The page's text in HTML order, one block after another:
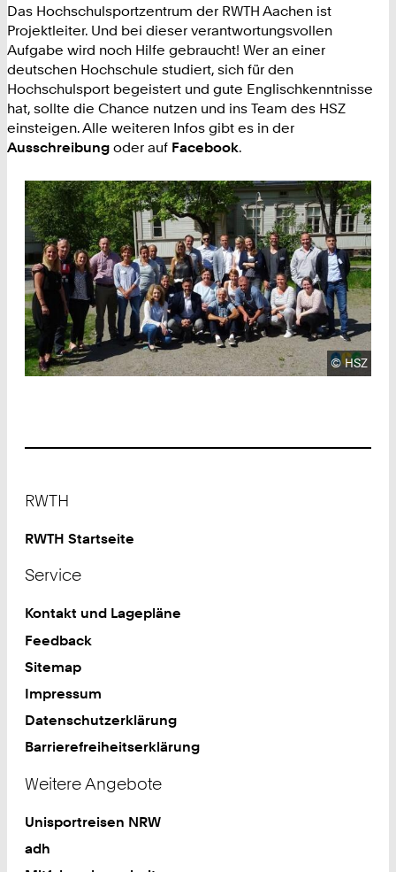
Das Hochschulsportzentrum der RWTH Aachen ist
Projektleiter. Und bei dieser verantwortungsvollen
Aufgabe wird noch Hilfe gebraucht! Wer an einer
deutschen Hochschule studiert, sich für den
Hochschulsport begeistert und gute Englischkenntnisse
hat, sollte die Chance nutzen und ins Team des HSZ
einsteigen. Alle weiteren Infos gibt es in der
Ausschreibung oder auf Facebook.
©HSZ
RWTH
RWTH Startseite
Service
Kontakt und Lagepläne
Feedback
Sitemap
Impressum
Datenschutzerklärung
Barrierefreiheitserklärung
Weitere Angebote
Unisportreisen NRW
adh